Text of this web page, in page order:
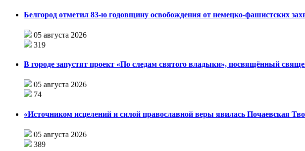
Белгород отметил 83-ю годовщину освобождения от немецко-фашистских
05 августа 2026
319
В городе запустят проект «По следам святого владыки», посвящённый
05 августа 2026
74
«Источником исцелений и силой православной веры явилась Почаевская
05 августа 2026
389